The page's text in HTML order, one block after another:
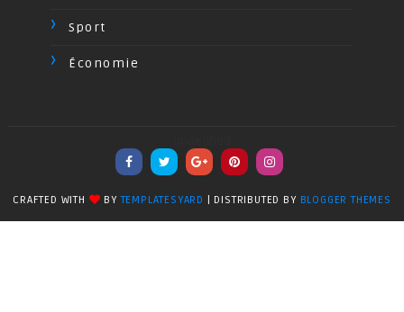
Sport
Économie
CRAFTED WITH BYTEMPLATESYARD | DISTRIBUTED BY BLOGGER THEMES